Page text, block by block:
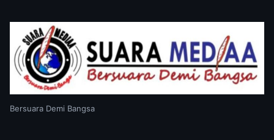
Bersuara Demi Bangsa